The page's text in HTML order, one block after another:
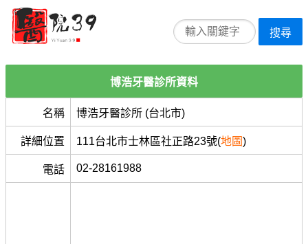
搜尋
博浩牙醫診所資料
名稱 博浩牙醫診所 (台北市)
詳細位置 111台北市士林區社正路23號(地圖)
電話 02-28161988